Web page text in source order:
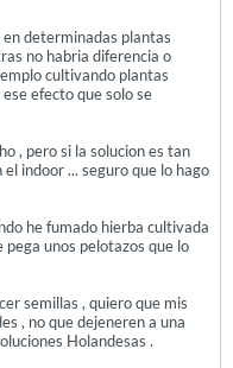
determinadas plantas
no habria diferencia o
cultivando plantas
efecto que solo se
, pero si la solucion es tan
indoor ... seguro que lo hago
he fumado hierba cultivada
unos pelotazos que lo
semillas , quiero que mis
, no que dejeneren a una
Holandesas .